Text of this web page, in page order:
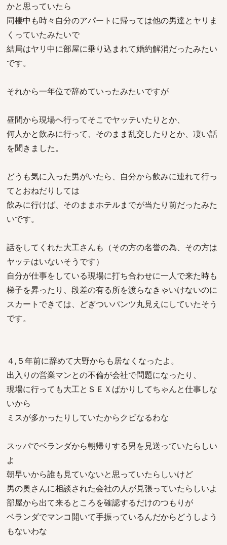
かと思っていたら
同棲中も時々自分のアパートに帰っては他の男達とヤリま
くっていたみたいで
結局はヤリ中に部屋に乗り込まれて婚約解消だったみたい
です。
それから一年位で辞めていったみたいですが
昼間から現場へ行ってそこでヤッテいたりとか、
何人かと飲みに行って、そのまま乱交したりとか、凄い話
を聞きました。
どうも気に入った男がいたら、自分から飲みに連れて行っ
てとおねだりしては
飲みに行けば、そのままホテルまでが当たり前だったみた
いです。
話をしてくれた大工さんも（その方の名誉の為、その方は
ヤッテはいないそうです）
自分が仕事をしている現場に打ち合わせに一人で来た時も
梯子を昇ったり、段差の有る所を渡らなきゃいけないのに
スカートできては、どぎついパンツ丸見えにしていたそう
です。
４,５年前に辞めて大野からも居なくなったよ。
出入りの営業マンとの不倫が会社で問題になったり、
現場に行っても大工とＳＥＸばかりしてちゃんと仕事しな
いから
ミスが多かったりしていたからクビなるわな
スッパでベランダから朝帰りする男を見送っていたらしい
よ
朝早いから誰も見ていないと思っていたらしいけど
男の奥さんに相談された会社の人が見張っていたらしいよ
部屋から出て来るところを確認するだけのつもりが
ベランダでマンコ開いて手振っているんだからどうしよう
もないわな